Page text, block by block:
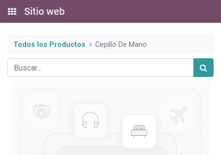
Sitio web
Todos los Productos Cepillo De Mano